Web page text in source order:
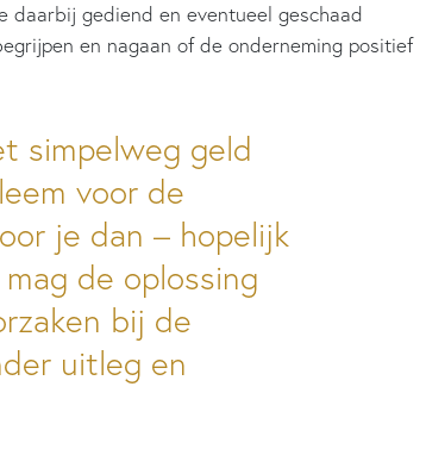
gediend en eventueel geschaad
en nagaan of de onderneming positief
simpelweg geld
voor de
je dan – hopelijk
de oplossing
bij de
uitleg en